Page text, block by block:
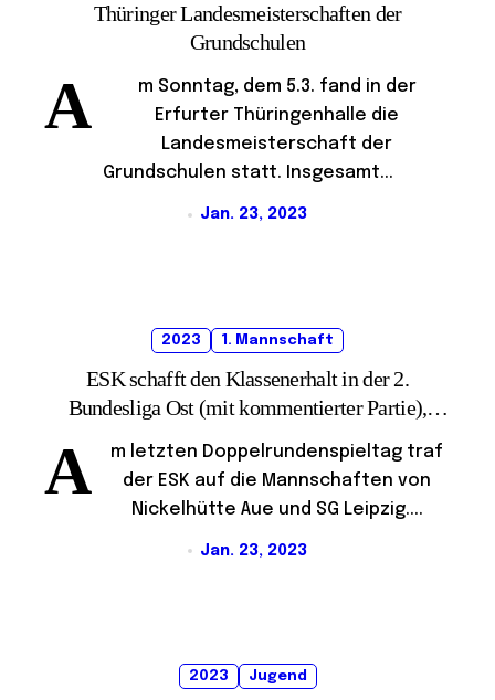
Thüringer Landesmeisterschaften der
Grundschulen
A
m Sonntag, dem 5.3. fand in der
Erfurter Thüringenhalle die
Landesmeisterschaft der
Grundschulen statt. Insgesamt...
Jan. 23, 2023
2023 1. Mannschaft
ESK schafft den Klassenerhalt in der 2.
Bundesliga Ost (mit kommentierter Partie),
A
m letzten Doppelrundenspieltag traf
der ESK auf die Mannschaften von
Nickelhütte Aue und SG Leipzig....
Jan. 23, 2023
2023 Jugend